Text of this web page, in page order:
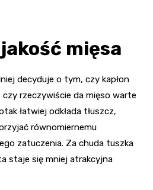
mięsa
decyduje o tym, czy kapłon
rzeczywiście da mięso warte
łatwiej odkłada tłuszcz,
równomiernemu
zatuczenia. Za chuda tuszka
staje się mniej atrakcyjna